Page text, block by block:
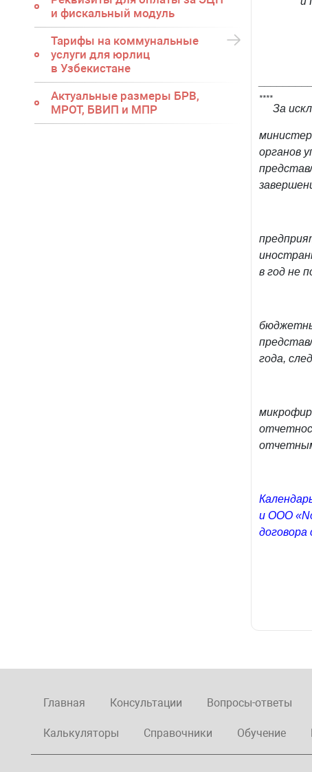
и фискальный модуль
Тарифы на коммунальные
услуги для юрлиц
в Узбекистане
Актуальные размеры БРВ,
МРОТ, БВИП и МПР
****
За
органов
в год не
года,
и ООО
договора
Главная Консультации Вопросы-ответы
Калькуляторы Справочники Обучение